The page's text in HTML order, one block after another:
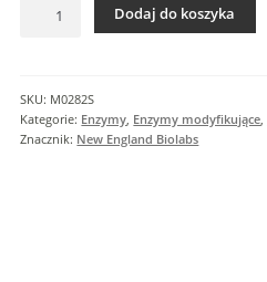
Dodaj do koszyka
SKU: M0282S
Kategorie: Enzymy Enzymy modyfikujące
Znacznik: New England Biolabs